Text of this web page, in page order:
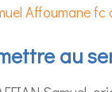
Affoumane
au